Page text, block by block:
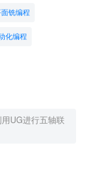
铣编程
化编程
UG进行五轴联